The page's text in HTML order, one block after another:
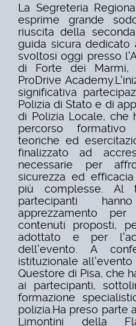
La Segreteria
esprime grande
riuscita della
guida sicura dedicato
svoltosi oggi presso
di Forte dei Marmi,
ProDrive Academy.
significativa
Polizia di Stato e di
di Polizia Locale, che
percorso
teoriche ed
finalizzato ad
necessarie per
sicurezza ed
più complesse. Al
partecipanti
apprezzamento
contenuti proposti,
adottato e per
dell'evento. A
istituzionale
Questore di Pisa, che
ai partecipanti,
formazione
polizia. Ha preso parte
Limontini della